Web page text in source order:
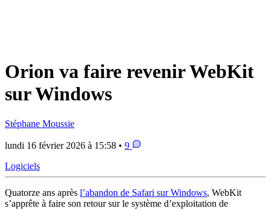
Orion va faire revenir WebKit
sur Windows
Stéphane Moussie
lundi 16 février 2026 à 15:58 • 9
Logiciels
Quatorze ans après l’abandon de Safari sur Windows, WebKit
s’apprête à faire son retour sur le système d’exploitation de